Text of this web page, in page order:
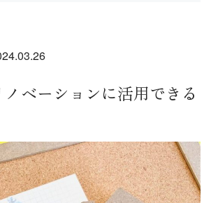
ベーションに活用できる